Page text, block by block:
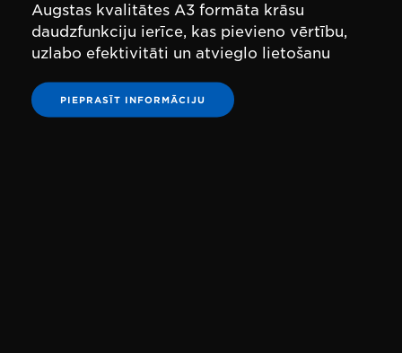
Augstas kvalitātes A3 formāta krāsu
daudzfunkciju ierīce, kas pievieno vērtību,
uzlabo efektivitāti un atvieglo lietošanu
PIEPRASĪT INFORMĀCIJU